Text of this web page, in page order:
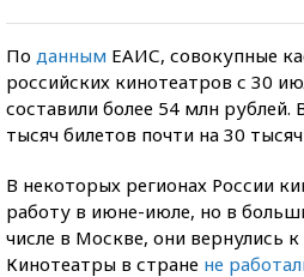
По данным ЕАИС, совокупные
российских кинотеатров с 30
составили более 54 млн
тысяч билетов почти на 30
В некоторых регионах России
работу в июне-июле, но в
числе в Москве, они вернулись к
Кинотеатры в стране не